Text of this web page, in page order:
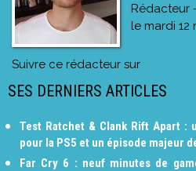
Rédacteur
le mardi 12
Suivre ce rédacteur sur
SES DERNIERS ARTICLES
Test Ratchet & Clank Rift Apart :
pour la PS5 et un épisode majeur
Far Cry 6 : neuf minutes de